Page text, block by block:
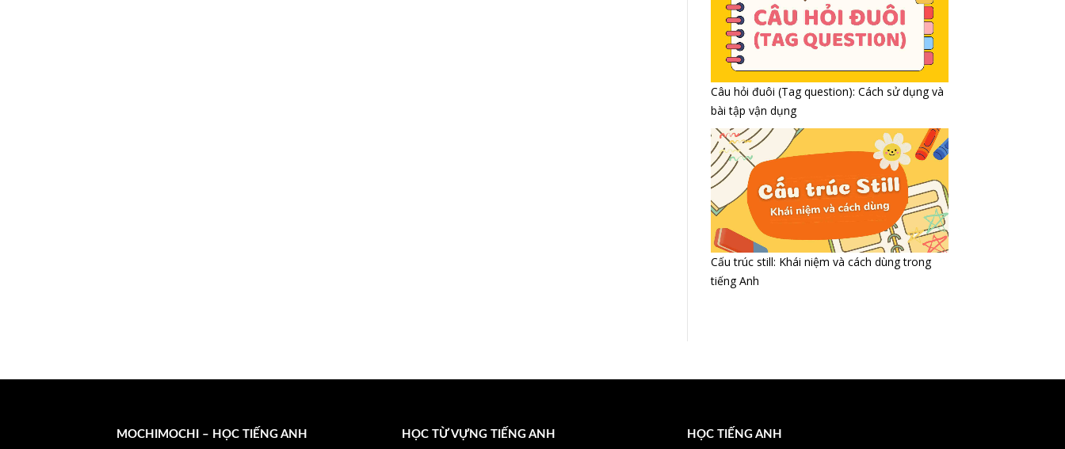
Câu hỏi đuôi (Tag question): Cách sử dụng và
bài tập vận dụng
Cấu trúc still: Khái niệm và cách dùng trong
tiếng Anh
MOCHIMOCHI – HỌC TIẾNG ANH HỌC TỪ VỰNG TIẾNG ANH HỌC TIẾNG ANH